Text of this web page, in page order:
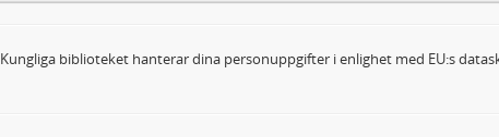
Kungliga biblioteket hanterar dina personuppgifter i enlighet med EU:s